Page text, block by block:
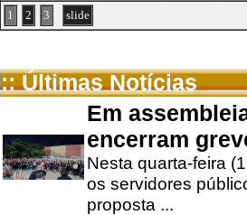
1 2 3 slide
:: Últimas Notícias
Em
encerram
Nesta quarta-feira
os servidores
proposta ...